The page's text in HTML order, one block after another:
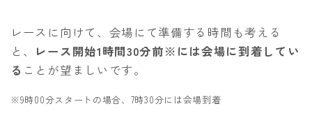
レースに向けて、会場にて準備する時間も考える
と、
レース開始1時間30分前※には会場に到着してい
る ことが望ましいです。
※9時00分スタートの場合、7時30分には会場到着